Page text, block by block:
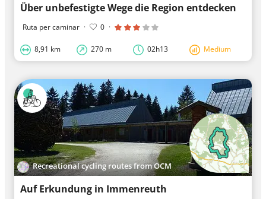
Über unbefestigte Wege die Region entdecken
Ruta per caminar · 0 ·
8,91 km 270 m 02h13 Medium
Recreational cycling routes from OCM
Auf Erkundung in Immenreuth